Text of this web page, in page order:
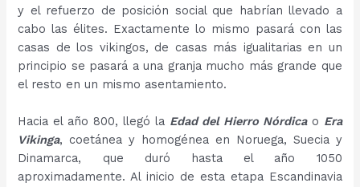
y el refuerzo de posición social que habrían llevado a
cabo las élites. Exactamente lo mismo pasará con las
casas de los vikingos, de casas más igualitarias en un
principio se pasará a una granja mucho más grande que
el resto en un mismo asentamiento.
Hacia el año 800, llegó la Edad del Hierro Nórdicao Era
Vikinga, coetánea y homogénea en Noruega, Suecia y
Dinamarca, que duró hasta el año 1050
aproximadamente. Al inicio de esta etapa Escandinavia